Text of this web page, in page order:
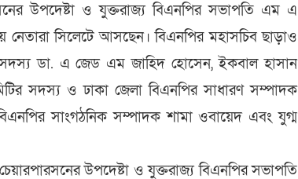
উপদেষ্টা ও যুক্তরাজ্য বিএনপির সভাপতি এম এ
নেতারা সিলেটে আসছেন। বিএনপির মহাসচিব ছাড়াও
সদস্য ডা. এ জেড এম জাহিদ হোসেন, ইকবাল হাসান
সদস্য ও ঢাকা জেলা বিএনপির সাধারণ সম্পাদক
সাংগঠনিক সম্পাদক শামা ওবায়েদ এবং যুগ্ম
উপদেষ্টা ও যুক্তরাজ্য বিএনপির সভাপতি